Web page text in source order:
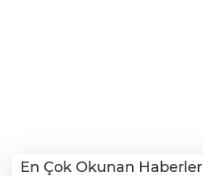
En Çok Okunan Haberler